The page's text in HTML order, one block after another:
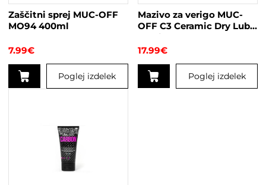
strani
izdelka
Zaščitni sprej MUC-OFF
MO94 400ml
7.99€
Poglej izdelek
Mazivo za verigo MUC-
OFF C3 Ceramic Dry Lube
50ml
17.99€
Poglej izdelek